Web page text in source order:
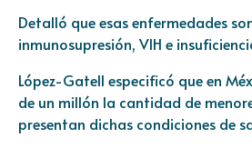
Detalló que esas enfermedades
inmunosupresión, VIH e
López-Gatell especificó que en
de un millón la cantidad de
presentan dichas condiciones de